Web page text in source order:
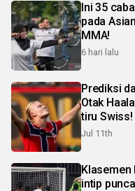
Ini 35
pada
MMA!
6 hari lalu
Prediksi
Otak
tiru Swiss!
Jul 11th
Klasemen
intip